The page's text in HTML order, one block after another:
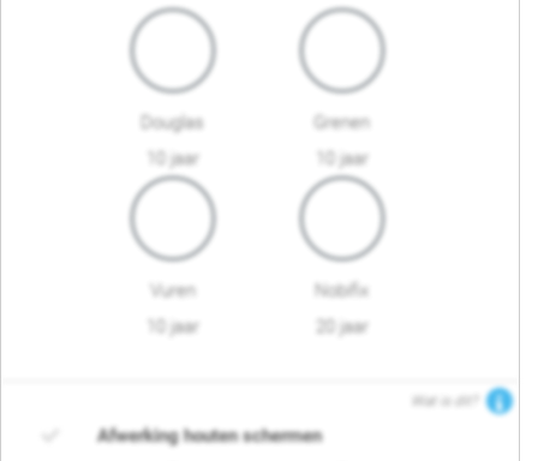
Douglas
10 jaar
Grenen
10 jaar
Vuren
10 jaar
Nobifix
20 jaar
Wat is dit?
Afwerking houten schermen